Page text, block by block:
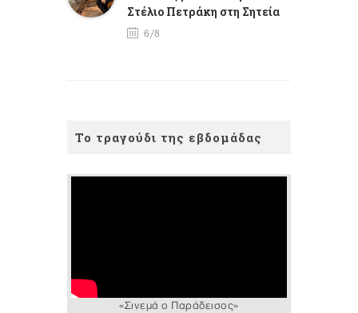
Στέλιο Πετράκη στη Σητεία
6/8
Το τραγούδι της εβδομάδας
«Σινεμά ο Παράδεισος»